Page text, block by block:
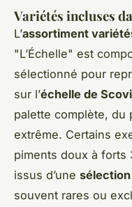
Variétés incluses
L’assortiment
"L’Échelle" est
sélectionné pour
sur l’échelle de
palette complète, du
extrême. Certains
piments doux à forts
issus d’une
souvent rares ou